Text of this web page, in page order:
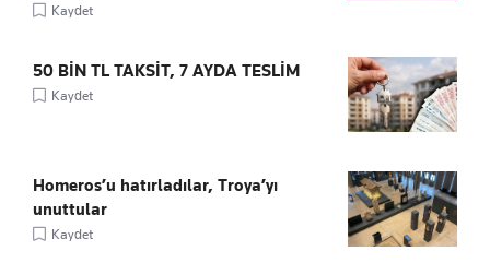
Kaydet
50 BİN TL TAKSİT, 7 AYDA TESLİM
Kaydet
Homeros’u hatırladılar, Troya’yı
unuttular
Kaydet